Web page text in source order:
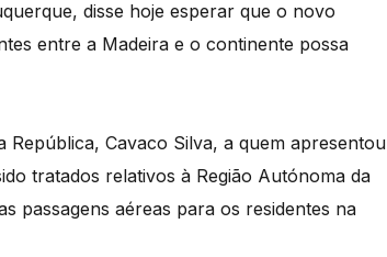
disse hoje esperar que o novo
entre a Madeira e o continente possa
Cavaco Silva, a quem apresentou
tratados relativos à Região Autónoma da
passagens aéreas para os residentes na